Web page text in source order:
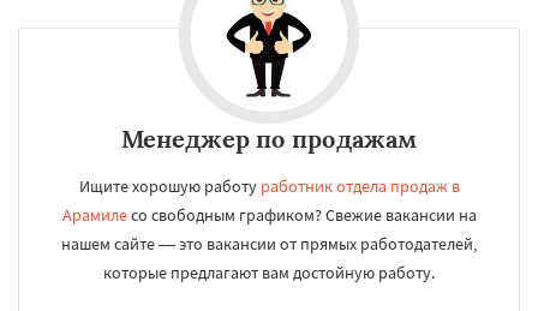
Менеджер по продажам
Ищите хорошую работу работник отдела продаж в
Арамилесо свободным графиком? Свежие вакансии на
нашем сайте — это вакансии от прямых работодателей,
которые предлагают вам достойную работу.